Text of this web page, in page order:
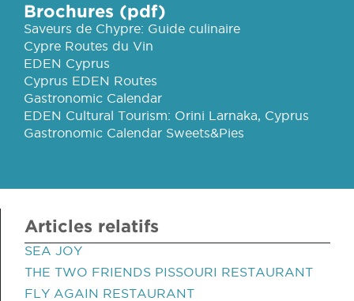
Brochures (pdf)
Saveurs de Chypre: Guide culinaire
Cypre Routes du Vin
EDEN Cyprus
Cyprus EDEN Routes
Gastronomic Calendar
EDEN Cultural Tourism: Orini Larnaka, Cyprus
Gastronomic Calendar Sweets&Pies
Articles relatifs
SEA JOY
THE TWO FRIENDS PISSOURI RESTAURANT
FLY AGAIN RESTAURANT